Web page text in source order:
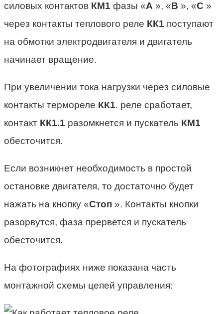
силовых контактов КМ1 фазы «А », «В », «С »
через контакты теплового реле КК1 поступают
на обмотки электродвигателя и двигатель
начинает вращение.
При увеличении тока нагрузки через силовые
контакты термореле КК1. реле сработает,
контакт КК1.1 разомкнется и пускатель КМ1
обесточится.
Если возникнет необходимость в простой
остановке двигателя, то достаточно будет
нажать на кнопку «Стоп ». Контакты кнопки
разорвутся, фаза прервется и пускатель
обесточится.
На фотографиях ниже показана часть
монтажной схемы цепей управления: